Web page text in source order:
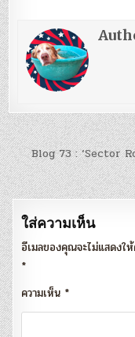
แนะแนว
เรื่อง
Blog 73 : ‘Sector
ใส่ความเห็น
อีเมลของคุณจะไม่แสดงใ
*
ความเห็น *